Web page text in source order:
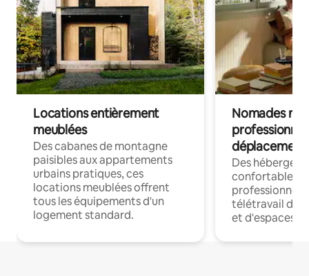
Locations entièrement
meublées
Des cabanes de montagne
paisibles aux appartements
urbains pratiques, ces
locations meublées offrent
tous les équipements d'un
logement standard.
Nomades
déplacement
Des
confortables
professionnels
télétravail
et d'espaces